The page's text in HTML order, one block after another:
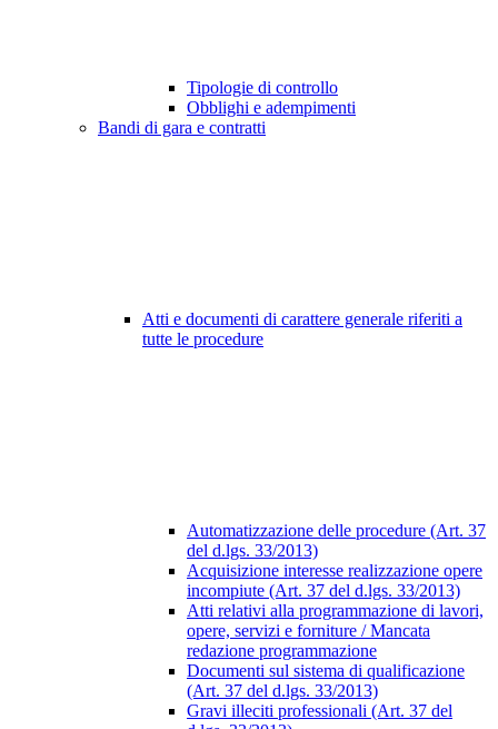
Tipologie di controllo
Obblighi e adempimenti
Bandi di gara e contratti
Atti e documenti di carattere generale riferiti a
tutte le procedure
Automatizzazione delle procedure (Art. 37
del d.lgs. 33/2013)
Acquisizione interesse realizzazione opere
incompiute (Art. 37 del d.lgs. 33/2013)
Atti relativi alla programmazione di lavori,
opere, servizi e forniture / Mancata
redazione programmazione
Documenti sul sistema di qualificazione
(Art. 37 del d.lgs. 33/2013)
Gravi illeciti professionali (Art. 37 del